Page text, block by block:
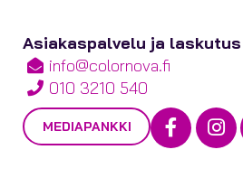
Asiakaspalvelu ja laskutus
info@colornova.fi
010 3210 540
MEDIAPANKKI